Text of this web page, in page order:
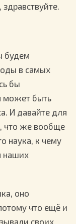
будем
в самых
бы
может быть
И давайте для
что же вообще
наука, к чему
наших
оно
что ещё и
своих